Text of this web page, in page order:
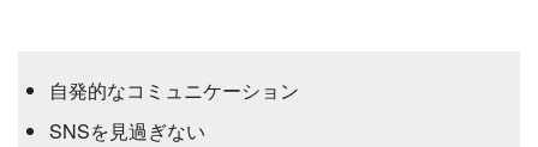
自発的なコミュニケーション
SNSを見過ぎない